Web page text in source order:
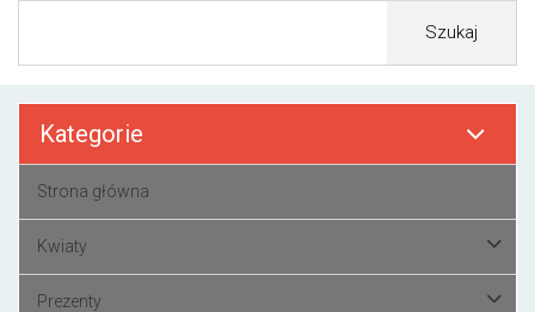
Szukaj
Kategorie
Strona główna
Kwiaty
Prezenty